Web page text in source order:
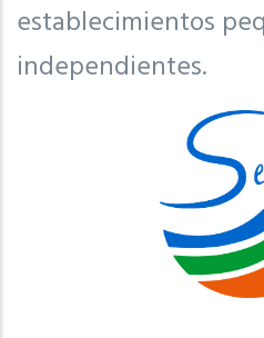
establecimientos
independientes.